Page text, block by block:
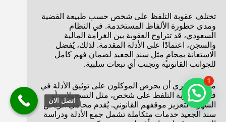
تختلف عقوبة التلفظ على شخص حسب طبيعة القضية
ومدى خطورة الألفاظ المستخدمة. في النظام
السعودي، قد تتراوح العقوبة بين الغرامة المالية
والسجن، اعتمادًا على الأدلة المقدمة. لذلك، يُفضل
الاستعانة بمحامٍ مثل سند الجعيد لضمان فهم كامل
للجوانب القانونية وتجنب أي تبعات سلبية.
من الضروري أن يحرص الموكلون على توثيق الأدلة في
قضايا عقوبة التلفظ على شخص، مثل التسجيلات أو
الشهود، لتعزيز موقفهم القانوني. يُقدم محامي الرياض
سند الجعيد خدمات متكاملة تشمل جمع الأدلة ودراسة
1
اتصل الان